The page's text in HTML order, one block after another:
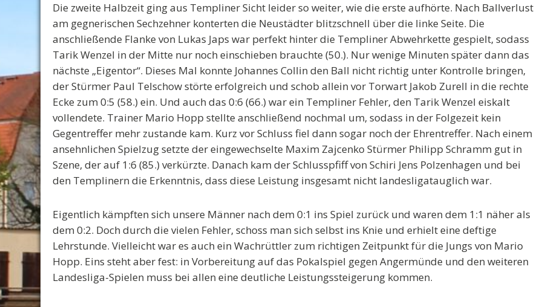
Die zweite Halbzeit ging aus Templiner Sicht leider so weiter, wie die erste aufhörte. Nach Ballverlust
am gegnerischen Sechzehner konterten die Neustädter blitzschnell über die linke Seite. Die
anschließende Flanke von Lukas Japs war perfekt hinter die Templiner Abwehrkette gespielt, sodass
Tarik Wenzel in der Mitte nur noch einschieben brauchte (50.). Nur wenige Minuten später dann das
nächste „Eigentor“. Dieses Mal konnte Johannes Collin den Ball nicht richtig unter Kontrolle bringen,
der Stürmer Paul Telschow störte erfolgreich und schob allein vor Torwart Jakob Zurell in die rechte
Ecke zum 0:5 (58.) ein. Und auch das 0:6 (66.) war ein Templiner Fehler, den Tarik Wenzel eiskalt
vollendete. Trainer Mario Hopp stellte anschließend nochmal um, sodass in der Folgezeit kein
Gegentreffer mehr zustande kam. Kurz vor Schluss fiel dann sogar noch der Ehrentreffer. Nach einem
ansehnlichen Spielzug setzte der eingewechselte Maxim Zajcenko Stürmer Philipp Schramm gut in
Szene, der auf 1:6 (85.) verkürzte. Danach kam der Schlusspfiff von Schiri Jens Polzenhagen und bei
den Templinern die Erkenntnis, dass diese Leistung insgesamt nicht landesligatauglich war.
Eigentlich kämpften sich unsere Männer nach dem 0:1 ins Spiel zurück und waren dem 1:1 näher als
dem 0:2. Doch durch die vielen Fehler, schoss man sich selbst ins Knie und erhielt eine deftige
Lehrstunde. Vielleicht war es auch ein Wachrüttler zum richtigen Zeitpunkt für die Jungs von Mario
Hopp. Eins steht aber fest: in Vorbereitung auf das Pokalspiel gegen Angermünde und den weiteren
Landesliga-Spielen muss bei allen eine deutliche Leistungssteigerung kommen.